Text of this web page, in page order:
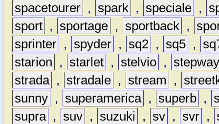
spacetourer , spark , speciale ,
sport , sportage , sportback ,
sprinter , spyder , sq2 , sq5 ,
starion
, starlet , stelvio ,
strada , stradale , stream ,
sunny , superamerica , superb ,
supra , suv , suzuki , sv , svr ,